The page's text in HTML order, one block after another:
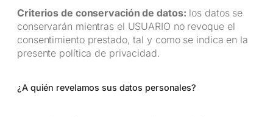
Criterios de conservación de datos: los datos se
conservarán mientras el USUARIO no revoque el
consentimiento prestado, tal y como se indica en la
presente política de privacidad.
¿A quién revelamos sus datos personales?